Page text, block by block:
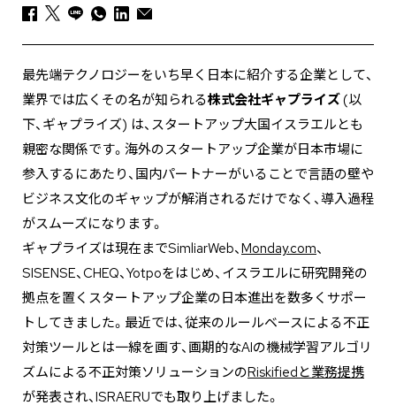
最先端テクノロジーをいち早く日本に紹介する企業として、
業界では広くその名が知られる株式会社ギャプライズ(以
下、ギャプライズ) は、スタートアップ大国イスラエルとも
親密な関係です。海外のスタートアップ企業が日本市場に
参入するにあたり、国内パートナーがいることで言語の壁や
ビジネス文化のギャップが解消されるだけでなく、導入過程
がスムーズになります。
ギャプライズは現在までSimliarWeb、Monday.com、
SISENSE、CHEQ、Yotpoをはじめ、イスラエルに研究開発の
拠点を置くスタートアップ企業の日本進出を数多くサポー
トしてきました。最近では、従来のルールベースによる不正
対策ツールとは一線を画す、画期的なAIの機械学習アルゴリ
ズムによる不正対策ソリューションのRiskifiedと業務提携
が発表され、ISRAERUでも取り上げました。